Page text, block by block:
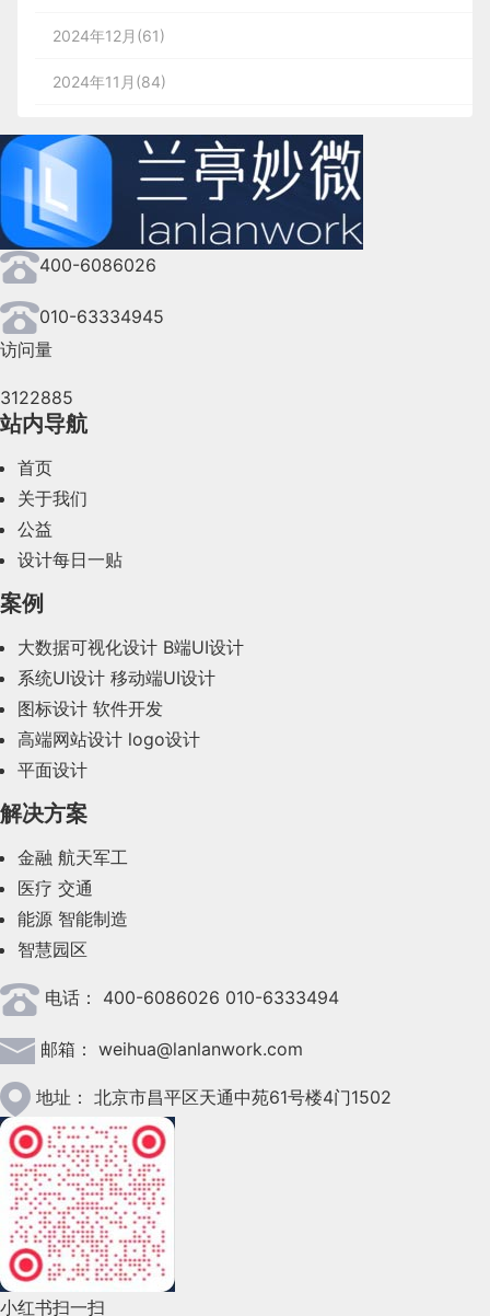
2024年12月(61)
2024年11月(84)
2024年9月(144)
2024年8月(164)
2024年7月(107)
2024年6月(63)
2024年4月(44)
2024年2月(58)
2023年10月(14)
2023年8月(88)
2023年7月(62)
2023年6月(58)
2023年5月(28)
2023年4月(47)
2023年3月(37)
2023年2月(90)
2023年1月(78)
2022年12月(45)
2022年11月(69)
2022年10月(51)
2022年9月(135)
400-6086026
010-63334945
访问量
3122885
站内导航
首页
关于我们
公益
设计每日一贴
案例
大数据可视化设计 B端UI设计
系统UI设计 移动端UI设计
图标设计 软件开发
高端网站设计 logo设计
平面设计
解决方案
金融 航天军工
医疗 交通
能源 智能制造
智慧园区
电话： 400-6086026 010-6333494
邮箱： weihua@lanlanwork.com
地址： 北京市昌平区天通中苑61号楼4门1502
小红书扫一扫